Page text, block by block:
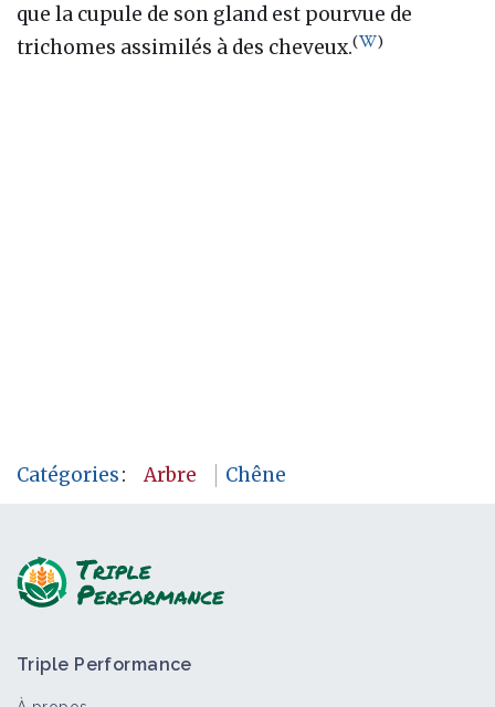
que la cupule de son gland est pourvue de
trichomes assimilés à des cheveux.( )
Catégories: Arbre Chêne
Triple Performance